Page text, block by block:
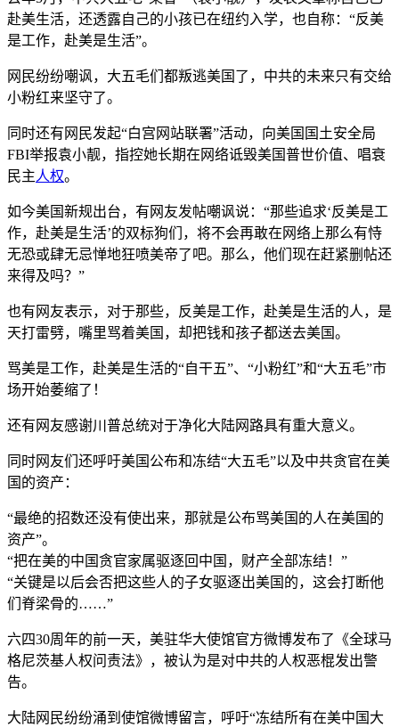
赴美生活，还透露自己的小孩已在纽约入学，也自称：“反美
是工作，赴美是生活”。
网民纷纷嘲讽，大五毛们都叛逃美国了，中共的未来只有交给
小粉红来坚守了。
同时还有网民发起“白宫网站联署”活动，向美国国土安全局
FBI举报袁小靓，指控她长期在网络诋毁美国普世价值、唱衰
民主人权。
如今美国新规出台，有网友发帖嘲讽说：“那些追求‘反美是工
作，赴美是生活’的双标狗们，将不会再敢在网络上那么有恃
无恐或肆无忌惮地狂喷美帝了吧。那么，他们现在赶紧删帖还
来得及吗？”
也有网友表示，对于那些，反美是工作，赴美是生活的人，是
天打雷劈，嘴里骂着美国，却把钱和孩子都送去美国。
骂美是工作，赴美是生活的“自干五”、“小粉红”和“大五毛”市
场开始萎缩了！
还有网友感谢川普总统对于净化大陆网路具有重大意义。
同时网友们还呼吁美国公布和冻结“大五毛”以及中共贪官在美
国的资产：
“最绝的招数还没有使出来，那就是公布骂美国的人在美国的
资产”。
“把在美的中国贪官家属驱逐回中国，财产全部冻结！”
“关键是以后会否把这些人的子女驱逐出美国的，这会打断他
们脊梁骨的……”
六四30周年的前一天，美驻华大使馆官方微博发布了《全球马
格尼茨基人权问责法》，被认为是对中共的人权恶棍发出警
告。
大陆网民纷纷涌到使馆微博留言，呼吁“冻结所有在美中国大